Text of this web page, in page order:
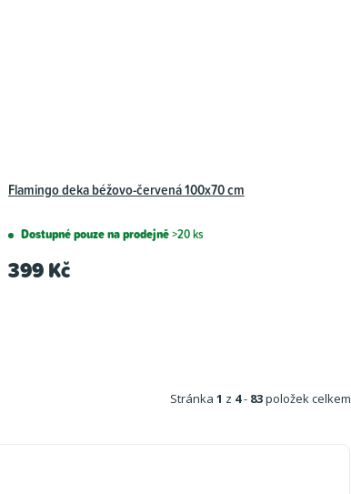
Flamingo deka béžovo-červená 100x70 cm
Dostupné pouze na prodejně>20 ks
399 Kč
Stránka 1 z 4- 83položek celkem